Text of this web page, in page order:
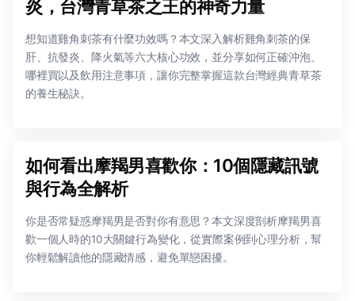
炎，台灣青草茶之王的神奇力量
想知道雞角刺茶有什麼功效嗎？本文深入解析雞角刺茶的保
肝、抗發炎、降火氣等六大核心功效，並分享如何正確沖泡、
哪裡買以及飲用注意事項，讓你完整掌握這款台灣經典青草茶
的養生秘訣。
如何看出摩羯男喜歡你：10個隱藏訊號
與行為全解析
你是否常疑惑摩羯男是否對你有意思？本文深度剖析摩羯男喜
歡一個人時的10大關鍵行為變化，從實際案例到心理分析，幫
你輕鬆解讀他的隱藏情感，避免單戀困擾。